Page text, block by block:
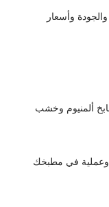
وأسعار
ألمنيوم وخشب
وعملية في مطبخك